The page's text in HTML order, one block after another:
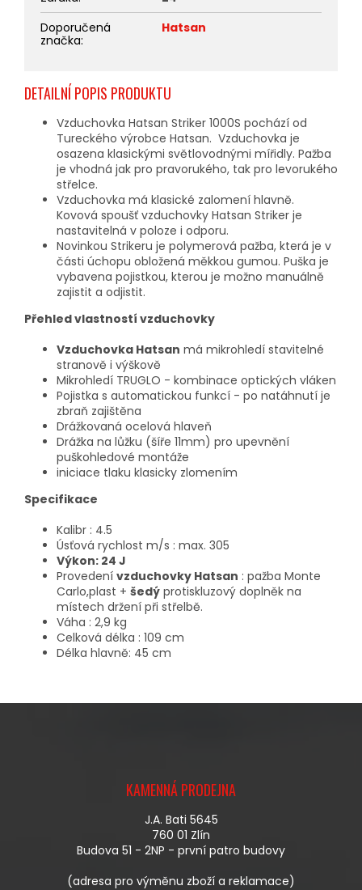
DETAILNÍ POPIS PRODUKTU
Vzduchovka Hatsan Striker 1000S pochází od
Tureckého výrobce Hatsan. Vzduchovka je
osazena klasickými světlovodnými mířidly. Pažba
je vhodná jak pro pravorukého, tak pro levorukého
střelce.
Vzduchovka má klasické zalomení hlavně.
Kovová spoušť vzduchovky Hatsan Striker je
nastavitelná v poloze i odporu.
Novinkou Strikeru je polymerová pažba, která je v
části úchopu obložená měkkou gumou. Puška je
vybavena pojistkou, kterou je možno manuálně
zajistit a odjistit.
Přehled vlastností vzduchovky
Vzduchovka Hatsan má mikrohledí stavitelné
stranově i výškově
Mikrohledí TRUGLO - kombinace optických vláken
Pojistka s automatickou funkcí - po natáhnutí je
zbraň zajištěna
Drážkovaná ocelová hlaveň
Drážka na lůžku (šíře 11mm) pro upevnění
puškohledové montáže
iniciace tlaku klasicky zlomením
Specifikace
Kalibr : 4.5
Úsťová rychlost m/s : max. 305
Výkon: 24 J
Provedení vzduchovky Hatsan : pažba Monte
Carlo,plast + šedý protiskluzový doplněk na
místech držení při střelbě.
Váha : 2,9 kg
Celková délka : 109 cm
Délka hlavně: 45 cm
Doporučená
značka:
Hatsan
KAMENNÁ PRODEJNA
J.A. Bati 5645
760 01 Zlín
Budova 51 - 2NP - první patro budovy
(adresa pro výměnu zboží a reklamace)